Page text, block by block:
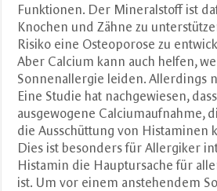
Funktionen. Der Mineralstoff ist
Knochen und Zähne zu
Risiko eine Osteoporose zu
Aber Calcium kann auch helfen,
Sonnenallergie leiden. Allerdings
Eine Studie hat nachgewiesen,
ausgewogene Calciumaufnahme,
die Ausschüttung von Histaminen
Dies ist besonders für Allergiker
Histamin die Hauptursache für
ist. Um vor einem anstehendem